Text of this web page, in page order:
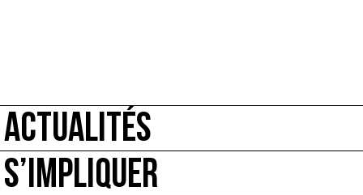
ACTUALITÉS
S’IMPLIQUER